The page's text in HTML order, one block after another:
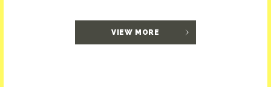
VIEW MORE